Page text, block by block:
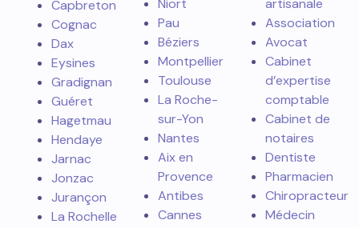
Capbreton
Cognac
Dax
Eysines
Gradignan
Guéret
Hagetmau
Hendaye
Jarnac
Jonzac
Jurançon
La Rochelle
Pau
Béziers
Montpellier
Toulouse
La Roche-
sur-Yon
Nantes
Aix en
Provence
Antibes
Cannes
Association
Avocat
Cabinet
d’expertise
comptable
Cabinet de
notaires
Dentiste
Pharmacien
Chiropracteur
Médecin